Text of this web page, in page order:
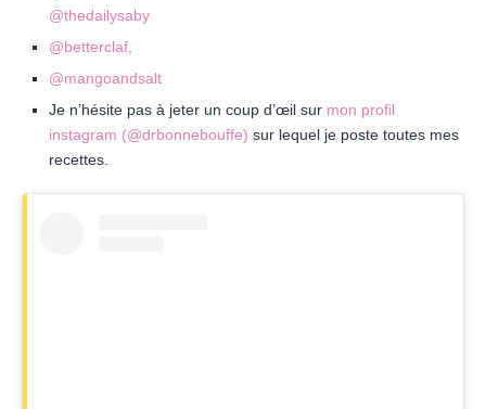
@thedailysaby
@betterclaf,
@mangoandsalt
Je n’hésite pas à jeter un coup d’œil sur mon profil
instagram (@drbonnebouffe) sur lequel je poste toutes mes
recettes.